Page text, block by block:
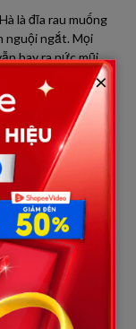
là đĩa rau muống
nguội ngắt. Mọi
bay ra nức mũi.
soạn: gà luộc
bê đi cất.
nấu nhiều món
đãi khách chiều
lòng đã nhận ra
đứng lên. Cả bàn
rõ ràng:
×